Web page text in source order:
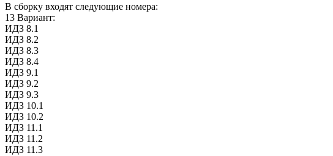
В сборку входят следующие номера:
13 Вариант:
ИДЗ 8.1
ИДЗ 8.2
ИДЗ 8.3
ИДЗ 8.4
ИДЗ 9.1
ИДЗ 9.2
ИДЗ 9.3
ИДЗ 10.1
ИДЗ 10.2
ИДЗ 11.1
ИДЗ 11.2
ИДЗ 11.3